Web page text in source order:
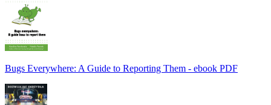
Bugs Everywhere: A Guide to Reporting Them - ebook PDF